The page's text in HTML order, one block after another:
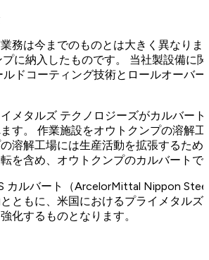
務は今までのものとは大きく異なり
に納入したものです。 当社製設備に
ドコーティング技術とロールオーバ
メタルズ テクノロジーズがカルバー
す。 作業施設をオウトクンプの溶解
溶解工場には生産活動を拡張するた
を含め、オウトクンプのカルバートで
カルバート（ArcelorMittal Nippon
ともに、米国におけるプライメタル
化するものとなります。